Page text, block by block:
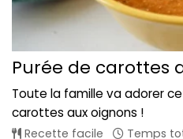
Purée de carottes
Toute la famille va adorer
carottes aux oignons !
Recette facile Temps